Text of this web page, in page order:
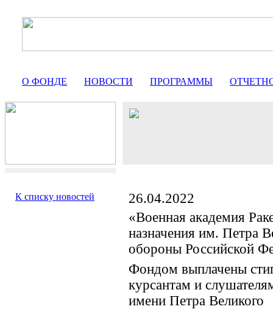
О ФОНДЕ НОВОСТИ ПРОГРАММЫ
К списку новостей
26.04.2022
«Военная академия
назначения им. Петра
обороны Российской
Фондом выплачены
курсантам и
имени Петра Великого